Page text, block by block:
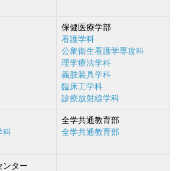
保健医療学部
看護学科
公衆衛生看護学専攻科
理学療法学科
義肢装具学科
臨床工学科
診療放射線学科
科
全学共通教育部
全学共通教育部
ンター